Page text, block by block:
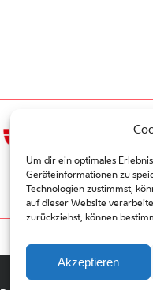
Um dir ein optimales
Geräteinformationen zu
Technologien zustimmst,
auf dieser Website
zurückziehst, können
Akzeptieren